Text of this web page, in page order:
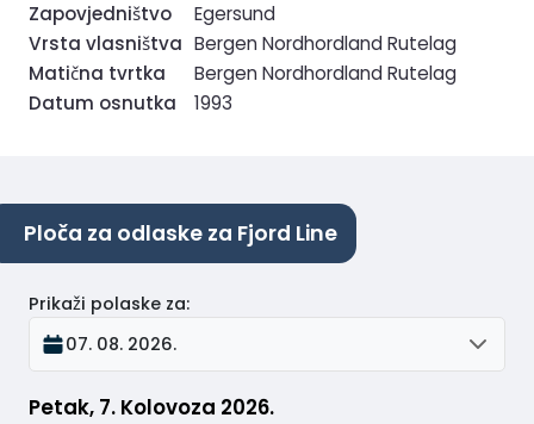
Zapovjedništvo
Egersund
Vrsta vlasništva Bergen Nordhordland Rutelag
Matična tvrtka
Bergen Nordhordland Rutelag
Datum osnutka
1993
Ploča za odlaske za Fjord Line
Petak, 7. Kolovoza 2026.
Prikaži polaske za:
07. 08. 2026.